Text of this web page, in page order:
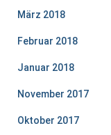
März 2018
Februar 2018
Januar 2018
November 2017
Oktober 2017